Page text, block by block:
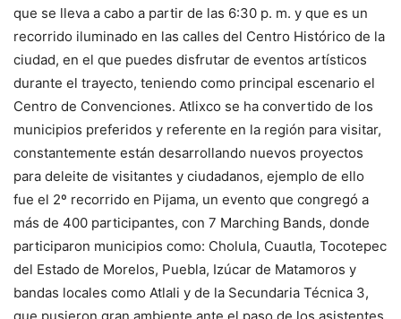
que se lleva a cabo a partir de las 6:30 p. m. y que es un
recorrido iluminado en las calles del Centro Histórico de la
ciudad, en el que puedes disfrutar de eventos artísticos
durante el trayecto, teniendo como principal escenario el
Centro de Convenciones. Atlixco se ha convertido de los
municipios preferidos y referente en la región para visitar,
constantemente están desarrollando nuevos proyectos
para deleite de visitantes y ciudadanos, ejemplo de ello
fue el 2º recorrido en Pijama, un evento que congregó a
más de 400 participantes, con 7 Marching Bands, donde
participaron municipios como: Cholula, Cuautla, Tocotepec
del Estado de Morelos, Puebla, Izúcar de Matamoros y
bandas locales como Atlali y de la Secundaria Técnica 3,